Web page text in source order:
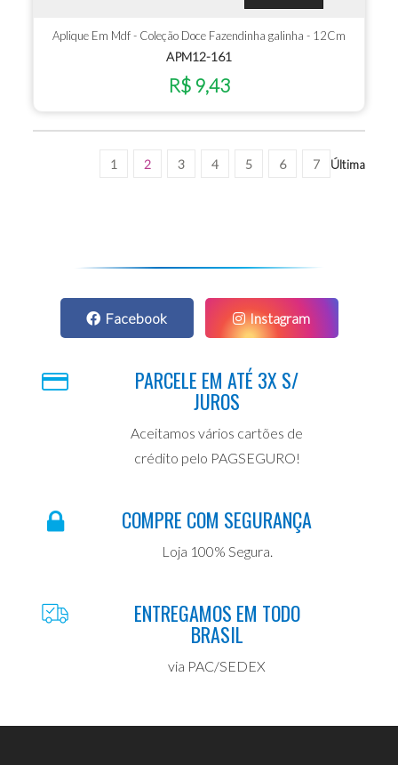
Aplique Em Mdf - Coleção Doce Fazendinha galinha - 12Cm
APM12-161
R$ 9,43
1 2 3 4 5 6 7 Última
Facebook Instagram
PARCELE EM ATÉ 3X S/
JUROS
Aceitamos vários cartões de
crédito pelo PAGSEGURO!
COMPRE COM SEGURANÇA
Loja 100% Segura.
ENTREGAMOS EM TODO
BRASIL
via PAC/SEDEX